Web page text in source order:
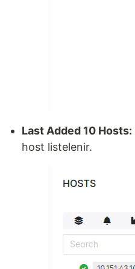
Last Added 10 Hosts:
host listelenir.